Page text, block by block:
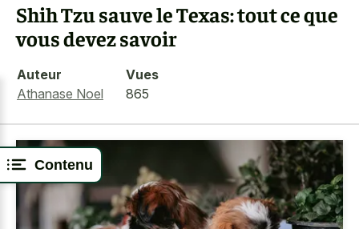
Contenu
Shih Tzu sauve le Texas: tout ce que
vous devez savoir
Auteur
Athanase Noel
Vues
865